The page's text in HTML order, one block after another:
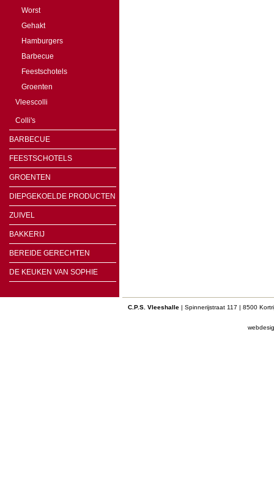
Worst
Gehakt
Hamburgers
Barbecue
Feestschotels
Groenten
Vleescolli
Colli's
BARBECUE
FEESTSCHOTELS
GROENTEN
DIEPGEKOELDE PRODUCTEN
ZUIVEL
BAKKERIJ
BEREIDE GERECHTEN
DE KEUKEN VAN SOPHIE
C.P.S. Vleeshalle | Spinnerijstraat 117 | 8500